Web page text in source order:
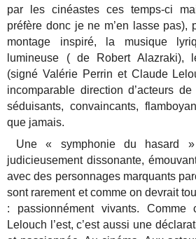
par les cinéastes ces temps-ci
préfère donc je ne m’en lasse pas),
montage inspiré, la musique
lumineuse ( de Robert Alazraki),
(signé Valérie Perrin et Claude
incomparable direction d’acteurs
séduisants, convaincants,
que jamais.
Une « symphonie du hasard »
judicieusement dissonante,
avec des personnages marquants
sont rarement et comme on devrait
: passionnément vivants.
Lelouch l’est, c’est aussi une